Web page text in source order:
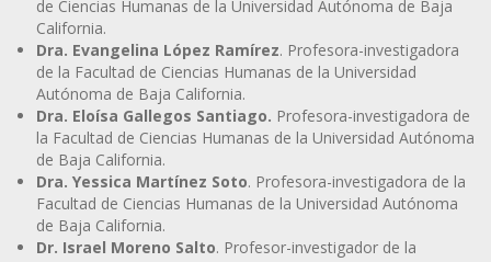
de Ciencias Humanas de la Universidad Autónoma de Baja
California.
Dra. Evangelina López Ramírez. Profesora-investigadora
de la Facultad de Ciencias Humanas de la Universidad
Autónoma de Baja California.
Dra. Eloísa Gallegos Santiago. Profesora-investigadora de
la Facultad de Ciencias Humanas de la Universidad Autónoma
de Baja California.
Dra. Yessica Martínez Soto. Profesora-investigadora de la
Facultad de Ciencias Humanas de la Universidad Autónoma
de Baja California.
Dr. Israel Moreno Salto. Profesor-investigador de la